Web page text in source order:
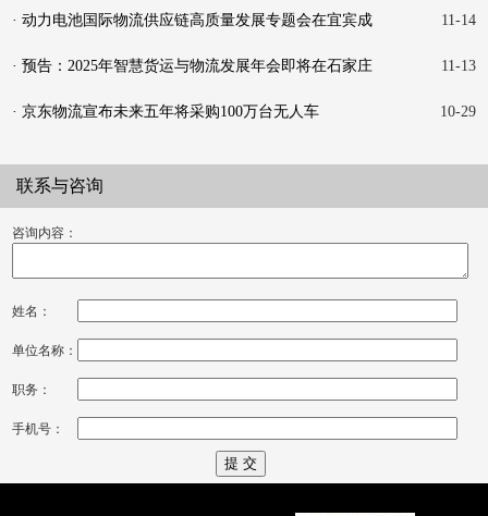
· 动力电池国际物流供应链高质量发展专题会在宜宾成
11-14
· 预告：2025年智慧货运与物流发展年会即将在石家庄
11-13
· 京东物流宣布未来五年将采购100万台无人车 10-29
联系与咨询
咨询内容：
姓名：
单位名称：
职务：
手机号：